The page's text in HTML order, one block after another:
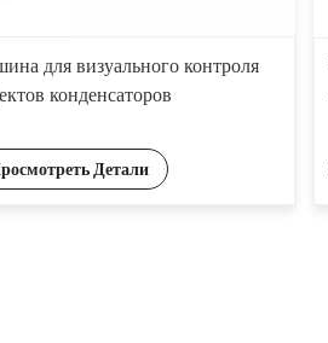
для визуального контроля
конденсаторов
Детали